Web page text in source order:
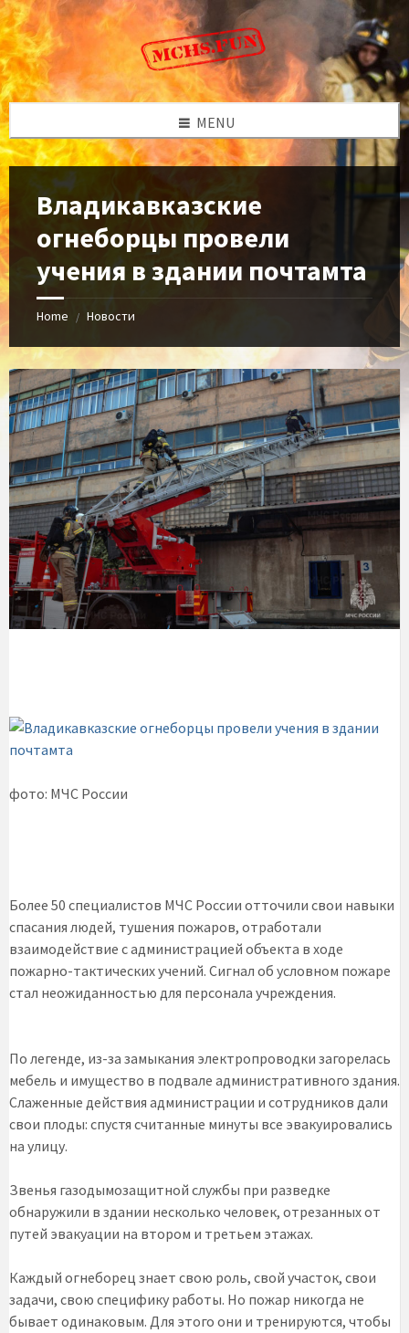
Skip
to
content
Skip
to
left
sidebar
Skip
to
footer
MENU
Владикавказские
огнеборцы провели
учения в здании почтамта
Home / Новости
фото: МЧС России
Более 50 специалистов МЧС России отточили свои навыки
спасания людей, тушения пожаров, отработали
взаимодействие с администрацией объекта в ходе
пожарно-тактических учений. Сигнал об условном пожаре
стал неожиданностью для персонала учреждения.
По легенде, из-за замыкания электропроводки загорелась
мебель и имущество в подвале административного здания.
Слаженные действия администрации и сотрудников дали
свои плоды: спустя считанные минуты все эвакуировались
на улицу.
Звенья газодымозащитной службы при разведке
обнаружили в здании несколько человек, отрезанных от
путей эвакуации на втором и третьем этажах.
Каждый огнеборец знает свою роль, свой участок, свои
задачи, свою специфику работы. Но пожар никогда не
бывает одинаковым. Для этого они и тренируются, чтобы